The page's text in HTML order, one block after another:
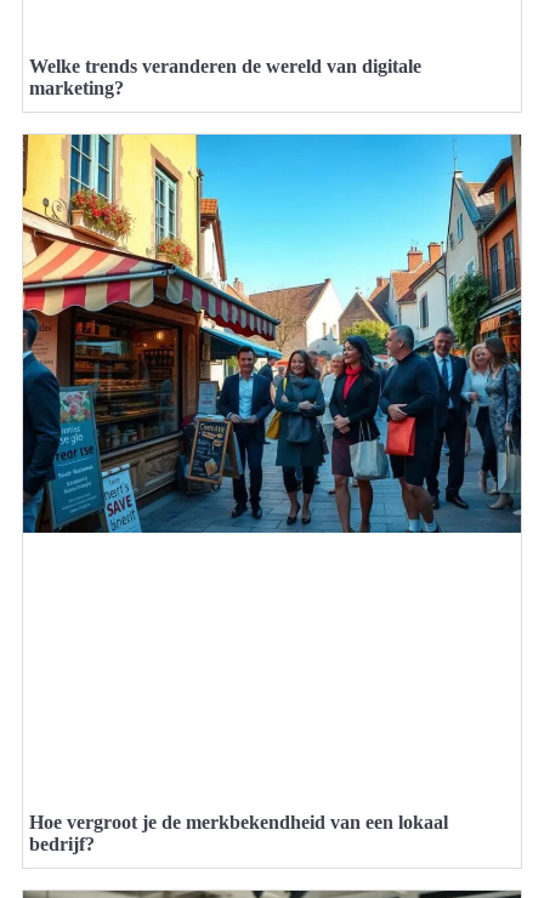
Welke trends veranderen de wereld van digitale
marketing?
Hoe vergroot je de merkbekendheid van een lokaal
bedrijf?